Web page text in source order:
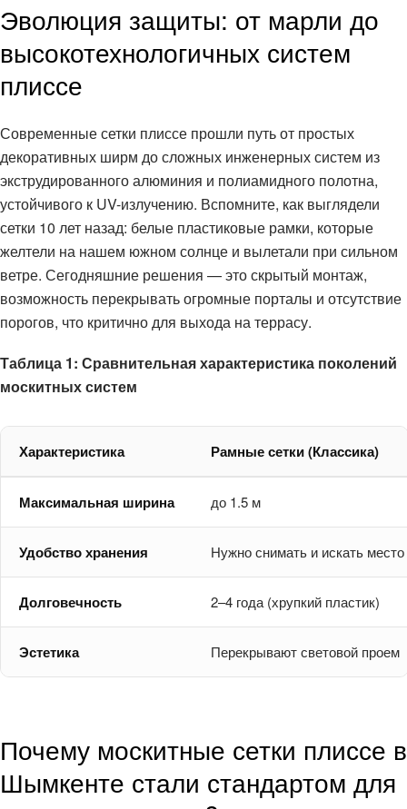
Эволюция защиты: от марли до
высокотехнологичных систем
плиссе
Современные сетки плиссе прошли путь от простых
декоративных ширм до сложных инженерных систем из
экструдированного алюминия и полиамидного полотна,
устойчивого к UV-излучению. Вспомните, как выглядели
сетки 10 лет назад: белые пластиковые рамки, которые
желтели на нашем южном солнце и вылетали при сильном
ветре. Сегодняшние решения — это скрытый монтаж,
возможность перекрывать огромные порталы и отсутствие
порогов, что критично для выхода на террасу.
Таблица 1: Сравнительная характеристика поколений
москитных систем
Характеристика Рамные сетки (Классика)
Максимальная ширина до 1.5 м
Удобство хранения Нужно снимать и искать место
Долговечность 2–4 года (хрупкий пластик)
Эстетика Перекрывают световой проем
Почему москитные сетки плиссе в
Шымкенте стали стандартом для